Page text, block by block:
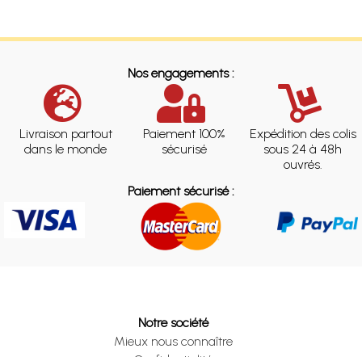
Nos engagements :
Livraison partout
dans le monde
Paiement 100%
sécurisé
Expédition des colis
sous 24 à 48h
ouvrés.
Paiement sécurisé :
Notre société
Mieux nous connaître